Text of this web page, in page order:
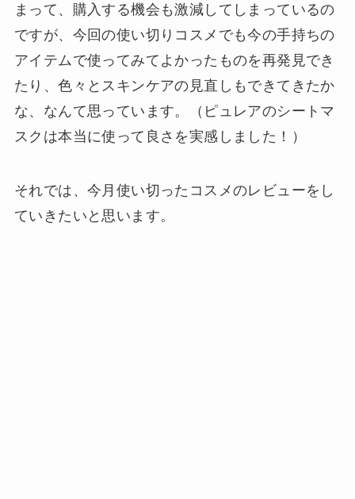
まって、購入する機会も激減してしまっているの
ですが、今回の使い切りコスメでも今の手持ちの
アイテムで使ってみてよかったものを再発見でき
たり、色々とスキンケアの見直しもできてきたか
な、なんて思っています。（ピュレアのシートマ
スクは本当に使って良さを実感しました！）
それでは、今月使い切ったコスメのレビューをし
ていきたいと思います。